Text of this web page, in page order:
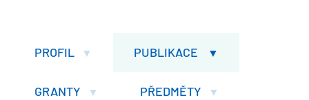
VÝZKUM
FAKULTA
PROFIL PUBLIKACE
GRANTY PŘEDMĚTY